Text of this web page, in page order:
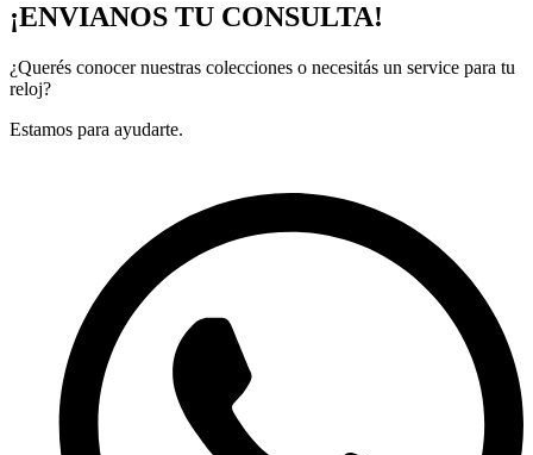
¡ENVIANOS TU CONSULTA!
¿Querés conocer nuestras colecciones o necesitás un service para tu
reloj?
Estamos para ayudarte.